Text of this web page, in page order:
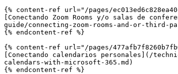
{% content-ref url="/pages/
[Conectando Zoom Rooms y/o salas de
guide/connecting-zoom-rooms-and-or-third-
{% endcontent-ref %}
{% content-ref url="/pages/
[Conectando calendarios personales](/
calendars-with-microsoft-365.md)
{% endcontent-ref %}